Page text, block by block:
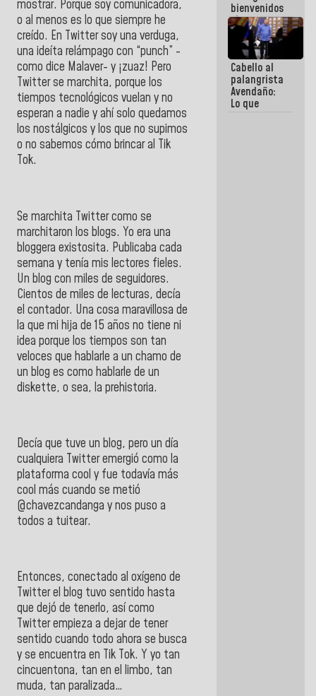
mostrar. Porque soy comunicadora,
o al menos es lo que siempre he
creído. En Twitter soy una verduga,
una ideíta relámpago con “punch” -
como dice Malaver- y ¡zuaz! Pero
Twitter se marchita, porque los
tiempos tecnológicos vuelan y no
esperan a nadie y ahí solo quedamos
los nostálgicos y los que no supimos
o no sabemos cómo brincar al Tik
Tok.
Se marchita Twitter como se
marchitaron los blogs. Yo era una
bloggera existosita. Publicaba cada
semana y tenía mis lectores fieles.
Un blog con miles de seguidores.
Cientos de miles de lecturas, decía
el contador. Una cosa maravillosa de
la que mi hija de 15 años no tiene ni
idea porque los tiempos son tan
veloces que hablarle a un chamo de
un blog es como hablarle de un
diskette, o sea, la prehistoria.
Decía que tuve un blog, pero un día
cualquiera Twitter emergió como la
plataforma cool y fue todavía más
cool más cuando se metió
@chavezcandanga y nos puso a
todos a tuitear.
Entonces, conectado al oxígeno de
Twitter el blog tuvo sentido hasta
que dejó de tenerlo, así como
Twitter empieza a dejar de tener
sentido cuando todo ahora se busca
y se encuentra en Tik Tok. Y yo tan
cincuentona, tan en el limbo, tan
muda, tan paralizada…
bienvenidos
siempre que
estén en el
marco de la
Constitución
de la
República
Cabello al
palangrista
Avendaño:
Lo que